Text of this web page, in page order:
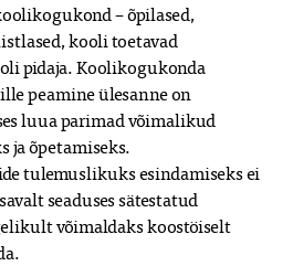
– õpilased,
kooli toetavad
pidaja. Koolikogukonda
peamine ülesanne on
luua parimad võimalikud
ja õpetamiseks.
tulemuslikuks esindamiseks ei
seaduses sätestatud
võimaldaks koostöiselt